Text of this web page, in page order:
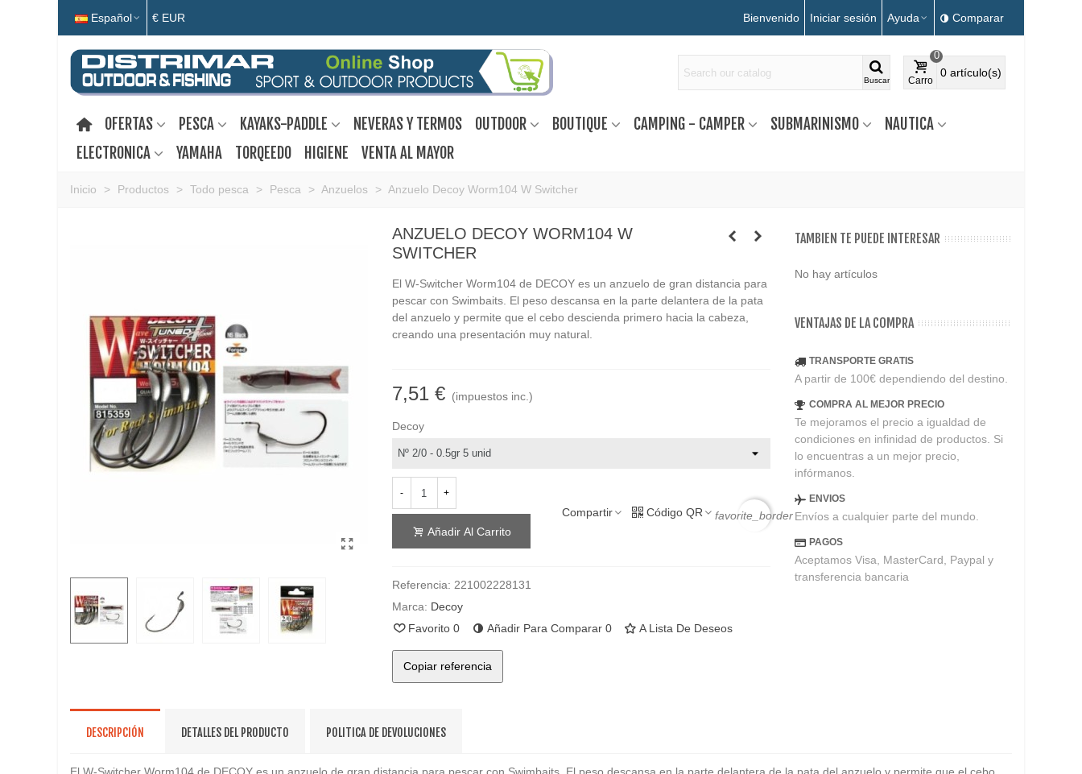
Español € EUR Bienvenido Iniciar sesión Ayuda Comparar
Buscar Carro
0
0 artículo(s)
OFERTAS PESCA KAYAKS-PADDLE NEVERAS Y TERMOS OUTDOOR BOUTIQUE CAMPING - CAMPER SUBMARINISMO
NAUTICA
ELECTRONICA
YAMAHA TORQEEDO HIGIENE VENTA AL MAYOR
Inicio > Productos > Todo pesca > Pesca > Anzuelos > Anzuelo Decoy Worm104 W Switcher
ANZUELO DECOY WORM104 W
SWITCHER
El W-Switcher Worm104 de DECOY es un anzuelo de gran distancia para
pescar con Swimbaits. El peso descansa en la parte delantera de la pata
del anzuelo y permite que el cebo descienda primero hacia la cabeza,
creando una presentación muy natural.
7,51 € (impuestos inc.)
Decoy
- +
Añadir Al Carrito
Compartir Código QR favorite_border
Referencia: 221002228131
Marca: Decoy
Favorito 0 Añadir Para Comparar 0 A Lista De Deseos
Copiar referencia
TAMBIEN TE PUEDE INTERESAR
No hay artículos
VENTAJAS DE LA COMPRA
TRANSPORTE GRATIS
A partir de 100€ dependiendo del destino.
COMPRA AL MEJOR PRECIO
Te mejoramos el precio a igualdad de
condiciones en infinidad de productos. Si
lo encuentras a un mejor precio,
infórmanos.
ENVIOS
Envíos a cualquier parte del mundo.
PAGOS
Aceptamos Visa, MasterCard, Paypal y
transferencia bancaria
DESCRIPCIÓN DETALLES DEL PRODUCTO POLITICA DE DEVOLUCIONES